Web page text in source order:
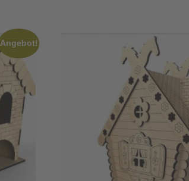
Angebot!